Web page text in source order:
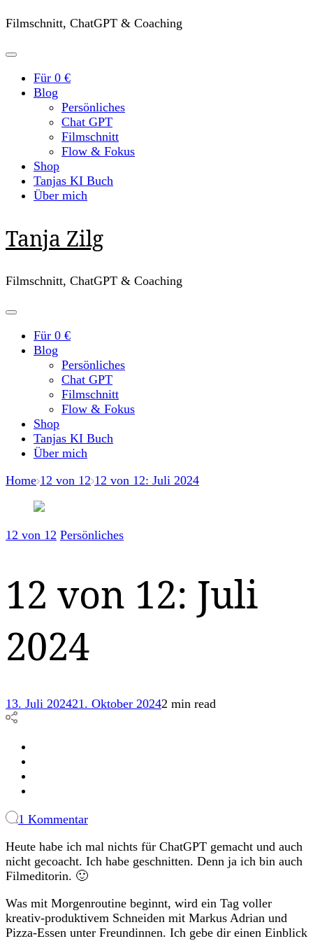
Filmschnitt, ChatGPT & Coaching
Für 0 €
Blog
Persönliches
Chat GPT
Filmschnitt
Flow & Fokus
Shop
Tanjas KI Buch
Über mich
Tanja Zilg
Filmschnitt, ChatGPT & Coaching
Für 0 €
Blog
Persönliches
Chat GPT
Filmschnitt
Flow & Fokus
Shop
Tanjas KI Buch
Über mich
Home 12 von 12 12 von 12: Juli 2024
12 von 12 Persönliches
12 von 12: Juli
2024
13. Juli 202421. Oktober 20242 min read
1 Kommentarzu
von
12:
Juli
Heute habe ich mal nichts für ChatGPT gemacht und auch
nicht gecoacht. Ich habe geschnitten. Denn ja ich bin auch
Filmeditorin. 🙂
Was mit Morgenroutine beginnt, wird ein Tag voller
kreativ-produktivem Schneiden mit Markus Adrian und
Pizza-Essen unter Freundinnen. Ich gebe dir einen Einblick